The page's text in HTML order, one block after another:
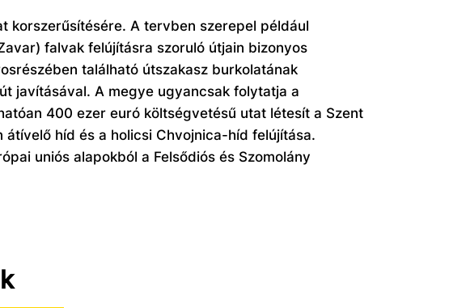
korszerűsítésére. A tervben szerepel például
falvak felújításra szoruló útjain bizonyos
található útszakasz burkolatának
javításával. A megye ugyancsak folytatja a
400 ezer euró költségvetésű utat létesít a Szent
híd és a holicsi Chvojnica-híd felújítása.
uniós alapokból a Felsődiós és Szomolány